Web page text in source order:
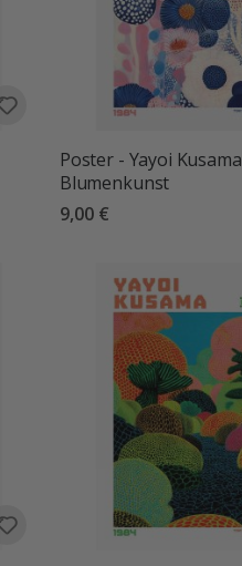
Poster - Yayoi Kusama
Blumenkunst
9,00 €